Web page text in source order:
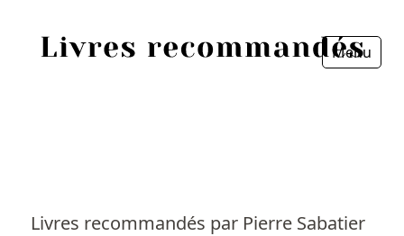
Menu
Livres recommandés par Pierre Sabatier
Fermer